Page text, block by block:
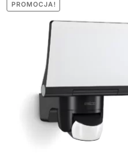
PROMOCJA!